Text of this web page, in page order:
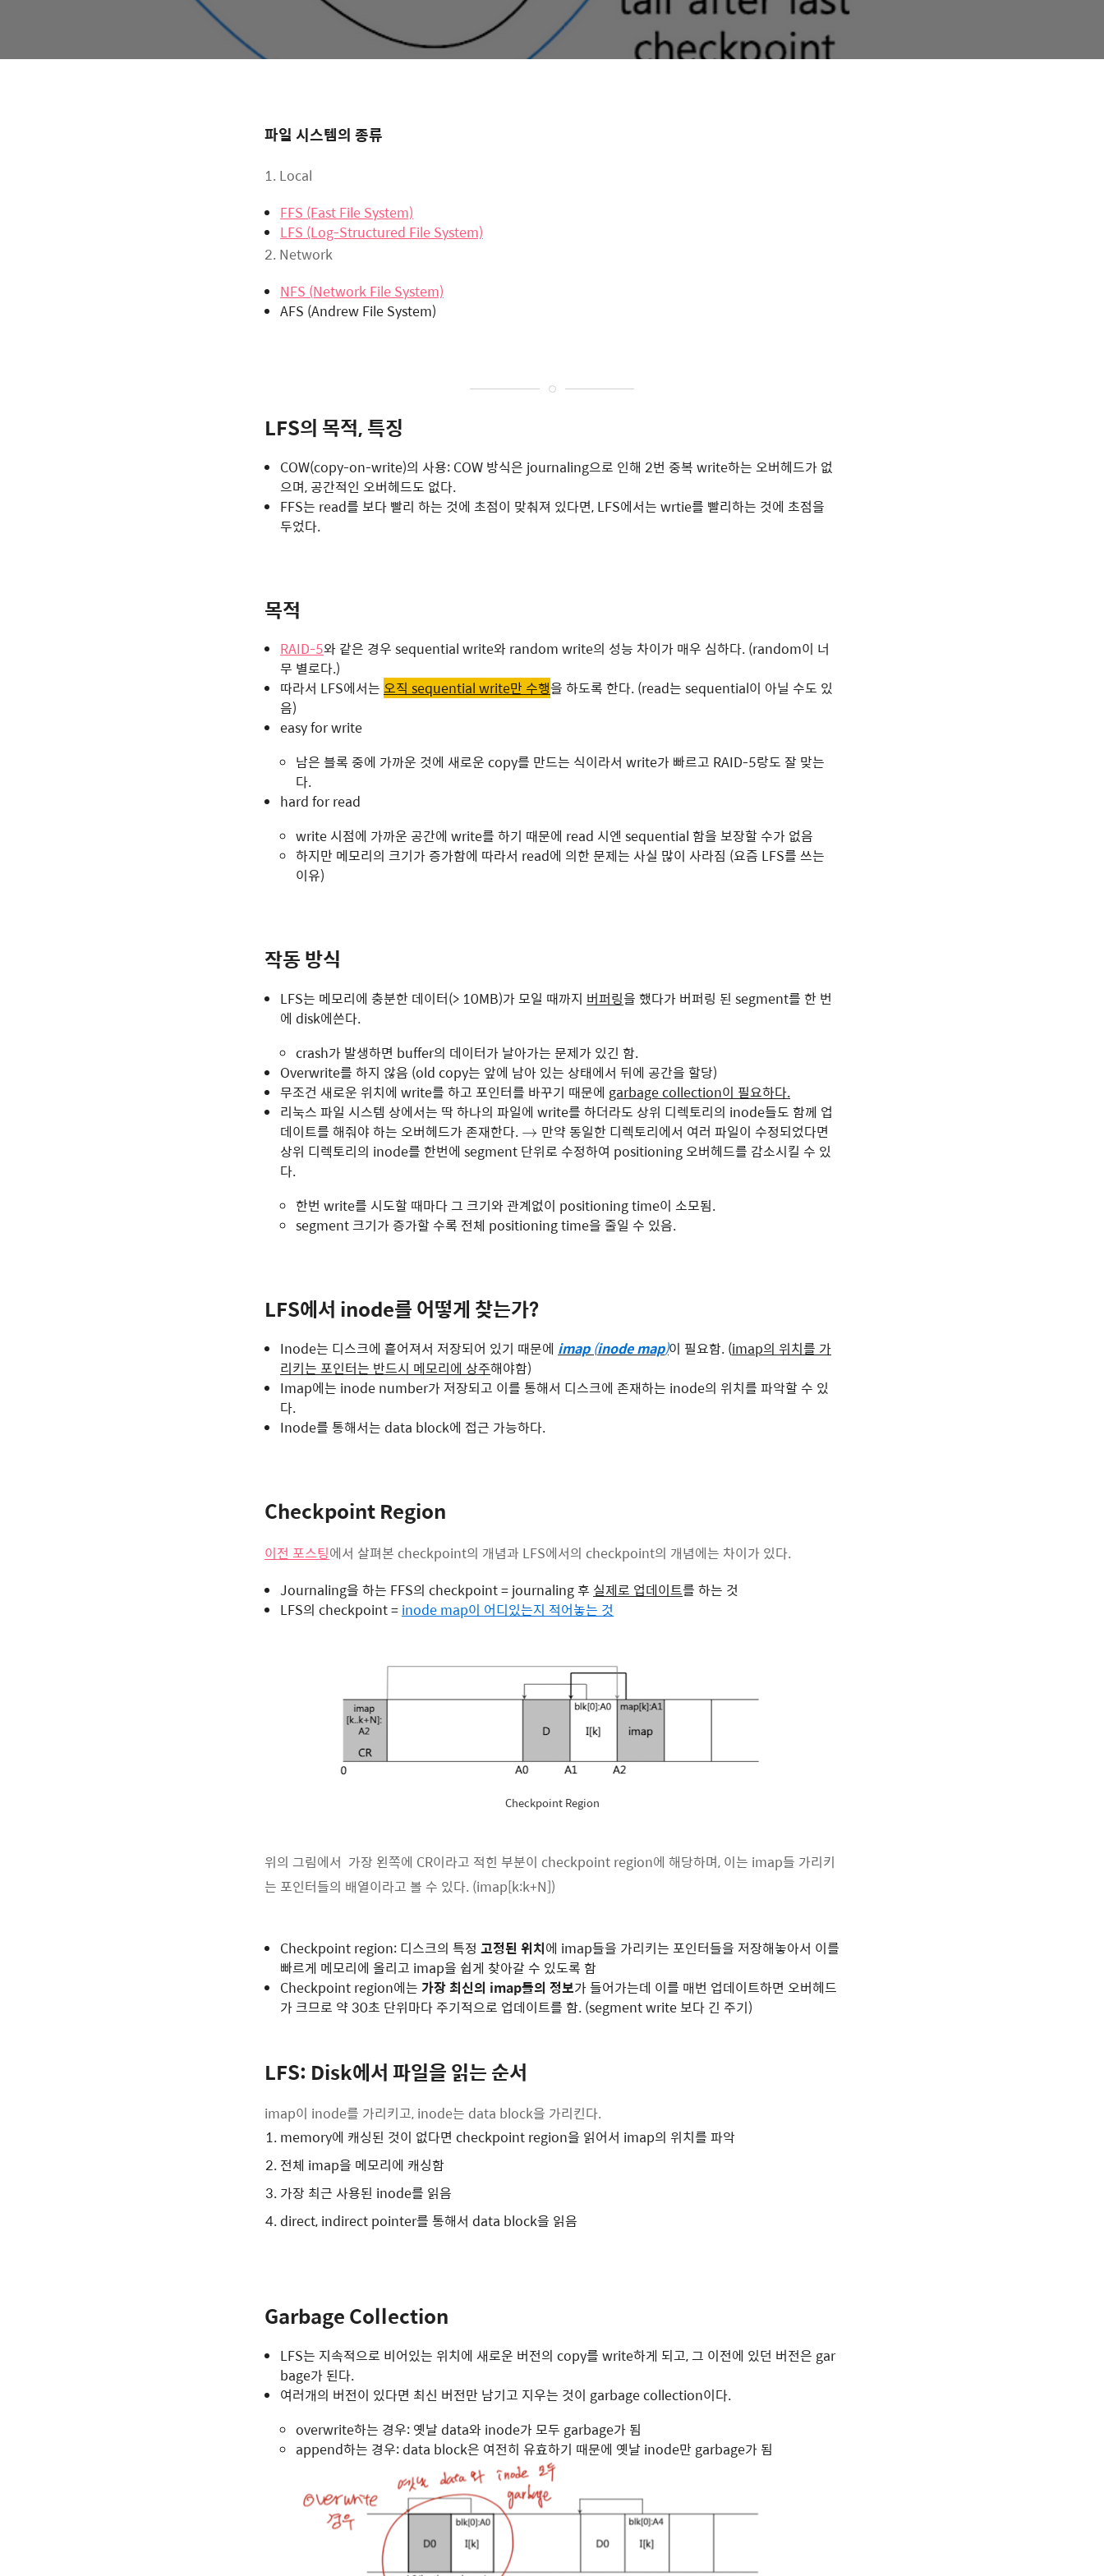
파일 시스템의 종류
1. Local
FFS (Fast File System)
LFS (Log-Structured File System)
2. Network
NFS (Network File System)
AFS (Andrew File System)
LFS의 목적, 특징
COW(copy-on-write)의 사용: COW 방식은 journaling으로 인해 2번 중복 write하는 오버헤드가 없
으며, 공간적인 오버헤드도 없다.
FFS는 read를 보다 빨리 하는 것에 초점이 맞춰져 있다면, LFS에서는 wrtie를 빨리하는 것에 초점을
두었다.
목적
RAID-5와 같은 경우 sequential write와 random write의 성능 차이가 매우 심하다. (random이 너
무 별로다.)
따라서 LFS에서는 오직 sequential write만 수행을 하도록 한다. (read는 sequential이 아닐 수도 있
음)
easy for write
남은 블록 중에 가까운 것에 새로운 copy를 만드는 식이라서 write가 빠르고 RAID-5랑도 잘 맞는
다.
hard for read
write 시점에 가까운 공간에 write를 하기 때문에 read 시엔 sequential 함을 보장할 수가 없음
하지만 메모리의 크기가 증가함에 따라서 read에 의한 문제는 사실 많이 사라짐 (요즘 LFS를 쓰는
이유)
작동 방식
LFS는 메모리에 충분한 데이터(> 10MB)가 모일 때까지 버퍼링을 했다가 버퍼링 된 segment를 한 번
에 disk에쓴다.
crash가 발생하면 buffer의 데이터가 날아가는 문제가 있긴 함.
Overwrite를 하지 않음 (old copy는 앞에 남아 있는 상태에서 뒤에 공간을 할당)
무조건 새로운 위치에 write를 하고 포인터를 바꾸기 때문에 garbage collection이 필요하다.
리눅스 파일 시스템 상에서는 딱 하나의 파일에 write를 하더라도 상위 디렉토리의 inode들도 함께 업
데이트를 해줘야 하는 오버헤드가 존재한다. →
→ 만약 동일한 디렉토리에서 여러 파일이 수정되었다면
상위 디렉토리의 inode를 한번에 segment 단위로 수정하여 positioning 오버헤드를 감소시킬 수 있
다.
한번 write를 시도할 때마다 그 크기와 관계없이 positioning time이 소모됨.
segment 크기가 증가할 수록 전체 positioning time을 줄일 수 있음.
LFS에서 inode를 어떻게 찾는가?
Inode는 디스크에 흩어져서 저장되어 있기 때문에 imap(inode map)이 필요함. (imap의 위치를 가
리키는 포인터는 반드시 메모리에 상주해야함)
Imap에는 inode number가 저장되고 이를 통해서 디스크에 존재하는 inode의 위치를 파악할 수 있
다.
Inode를 통해서는 data block에 접근 가능하다.
Checkpoint Region
이전 포스팅에서 살펴본 checkpoint의 개념과 LFS에서의 checkpoint의 개념에는 차이가 있다.
Journaling을 하는 FFS의 checkpoint = journaling 후 실제로 업데이트를 하는 것
LFS의 checkpoint = inode map이 어디있는지 적어놓는 것
Checkpoint Region
위의 그림에서 가장 왼쪽에 CR이라고 적힌 부분이 checkpoint region에 해당하며, 이는 imap들 가리키
는 포인터들의 배열이라고 볼 수 있다. (imap[k:k+N])
Checkpoint region: 디스크의 특정 고정된 위치에 imap들을 가리키는 포인터들을 저장해놓아서 이를
빠르게 메모리에 올리고 imap을 쉽게 찾아갈 수 있도록 함
Checkpoint region에는 가장 최신의 imap들의 정보가 들어가는데 이를 매번 업데이트하면 오버헤드
가 크므로 약 30초 단위마다 주기적으로 업데이트를 함. (segment write 보다 긴 주기)
LFS: Disk에서 파일을 읽는 순서
imap이 inode를 가리키고, inode는 data block을 가리킨다.
memory에 캐싱된 것이 없다면 checkpoint region을 읽어서 imap의 위치를 파악
전체 imap을 메모리에 캐싱함
가장 최근 사용된 inode를 읽음
direct, indirect pointer를 통해서 data block을 읽음
Garbage Collection
LFS는 지속적으로 비어있는 위치에 새로운 버전의 copy를 write하게 되고, 그 이전에 있던 버전은 gar
bage가 된다.
여러개의 버전이 있다면 최신 버전만 남기고 지우는 것이 garbage collection이다.
overwrite하는 경우: 옛날 data와 inode가 모두 garbage가 됨
append하는 경우: data block은 여전히 유효하기 때문에 옛날 inode만 garbage가 됨